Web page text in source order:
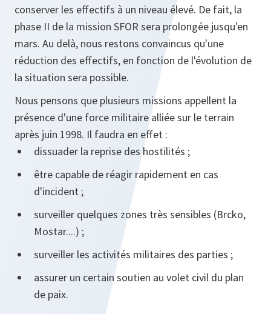
conserver les effectifs à un niveau élevé. De fait, la
phase II de la mission SFOR sera prolongée jusqu'en
mars. Au delà, nous restons convaincus qu'une
réduction des effectifs, en fonction de l'évolution de
la situation sera possible.
Nous pensons que plusieurs missions appellent la
présence d'une force militaire alliée sur le terrain
après juin 1998. Il faudra en effet :
dissuader la reprise des hostilités ;
être capable de réagir rapidement en cas
d'incident ;
surveiller quelques zones très sensibles (Brcko,
Mostar....) ;
surveiller les activités militaires des parties ;
assurer un certain soutien au volet civil du plan
de paix.